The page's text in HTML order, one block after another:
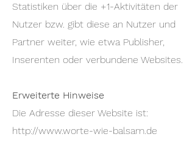
Statistiken über die +1-Aktivitäten der
Nutzer bzw. gibt diese an Nutzer und
Partner weiter, wie etwa Publisher,
Inserenten oder verbundene Websites.
Erweiterte Hinweise
Die Adresse dieser Website ist:
http://www.worte-wie-balsam.de